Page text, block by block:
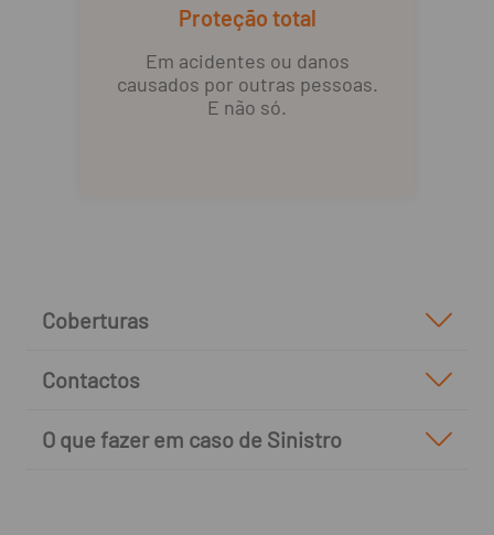
Proteção total
Em acidentes ou danos
causados por outras pessoas.
E não só.
Coberturas
Contactos
O que fazer em caso de Sinistro